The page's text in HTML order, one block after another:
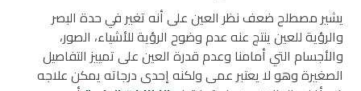
يشير مصطلح ضعف نظر العين على أنه تغير في حدة البصر
والرؤية للعين ينتج عنه عدم وضوح الرؤية للأشياء، الصور،
والأجسام التي أمامنا وعدم قدرة العين على تمييز التفاصيل
الصغيرة وهو لا يعتبر عمى ولكنه إحدى درجاته يمكن علاجه